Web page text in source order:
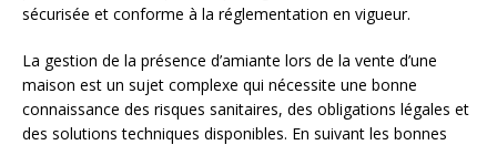
sécurisée et conforme à la réglementation en vigueur.
La gestion de la présence d’amiante lors de la vente d’une
maison est un sujet complexe qui nécessite une bonne
connaissance des risques sanitaires, des obligations légales et
des solutions techniques disponibles. En suivant les bonnes